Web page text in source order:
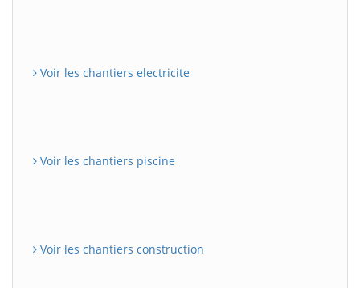
Voir les chantiers electricite
Voir les chantiers piscine
Voir les chantiers construction